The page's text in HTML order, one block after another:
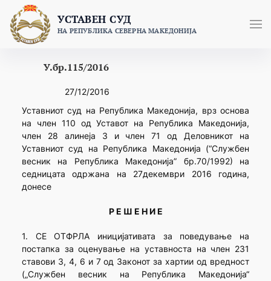
content
УСТАВЕН СУД
НА РЕПУБЛИКА СЕВЕРНА МАКЕДОНИЈА
У.бр.115/2016
27/12/2016
Уставниот суд на Република Македонија, врз основа
на член 110 од Уставот на Република Македонија,
член 28 алинеја 3 и член 71 од Деловникот на
Уставниот суд на Република Македонија (“Службен
весник на Република Македонија” бр.70/1992) на
седницата одржана на 27декември 2016 година,
донесе
Р Е Ш Е Н И Е
1. СЕ ОТФРЛА иницијативата за поведување на
постапка за оценување на уставноста на член 231
ставови 3, 4, 6 и 7 од Законот за хартии од вредност
(„Службен весник на Република Македонија“